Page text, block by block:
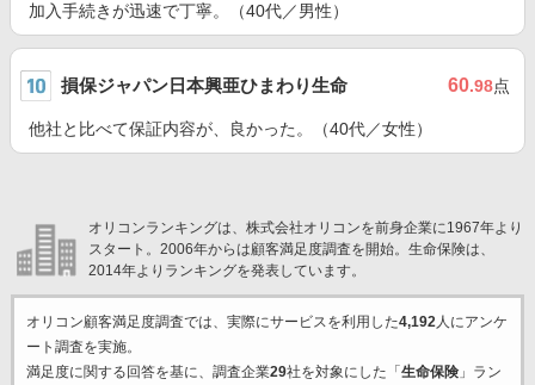
加入手続きが迅速で丁寧。（40代／男性）
損保ジャパン日本興亜ひまわり生命 60.98点
他社と比べて保証内容が、良かった。（40代／女性）
オリコンランキングは、株式会社オリコンを前身企業に1967年より
スタート。2006年からは顧客満足度調査を開始。生命保険は、
2014年よりランキングを発表しています。
オリコン顧客満足度調査では、実際にサービスを利用した4,192人にアンケ
ート調査を実施。
満足度に関する回答を基に、調査企業29社を対象にした「 生命保険」ラン